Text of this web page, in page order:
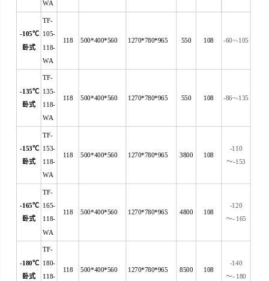
WA
-105℃
卧式
TF-
105-
118-
WA
118 500*400*560 1270*780*965 550 108 -60~-105
-135℃
卧式
TF-
135-
118-
WA
118 500*400*560 1270*780*965 550 108 -86~-135
-153℃
卧式
TF-
153-
118-
WA
118 500*400*560 1270*780*965 3800 108
-110
～-153
-165℃
卧式
TF-
165-
118-
WA
118 500*400*560 1270*780*965 4800 108
-120
～- 165
-180℃
卧式
TF-
180-
118-
118 500*400*560 1270*780*965 8500 108
-140
～- 180